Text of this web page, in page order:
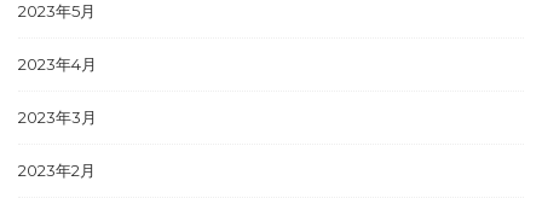
2023年5月
2023年4月
2023年3月
2023年2月